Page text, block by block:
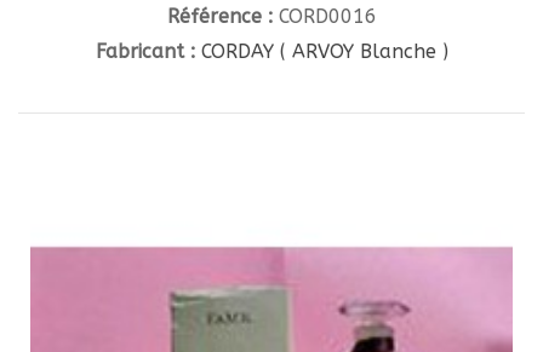
Référence : CORD0016
Fabricant : CORDAY ( ARVOY Blanche )